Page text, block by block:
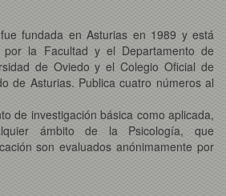
fundada en Asturias en 1989 y está
por la Facultad y el Departamento de
de Oviedo y el Colegio Oficial de
de Asturias. Publica cuatro números al
de investigación básica como aplicada,
ámbito de la Psicología, que
son evaluados anónimamente por